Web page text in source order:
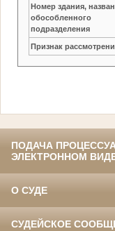
Номер здания,
обособленного
подразделения
Признак
ПОДАЧА
ЭЛЕКТРОННОМ
О СУДЕ
СУДЕЙСКОЕ